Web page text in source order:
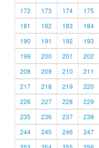
172
173 174 175
181
182 183 184
190
191 192 193
199
200 201 202
208
209 210 211
217
218 219 220
226
227 228 229
235
236 237 238
244
245 246 247